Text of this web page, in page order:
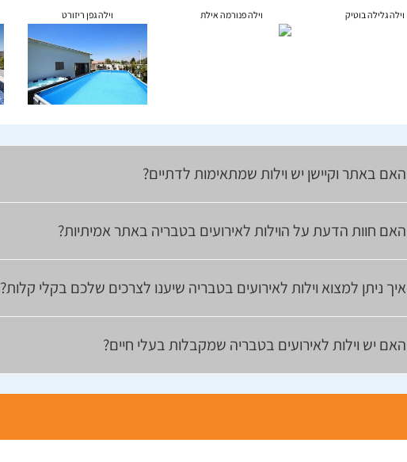
וילה גלילה בוטיק וילה פנורמה אילת וילה גפן ריזורט
האם באתר וקיישן יש וילות שמתאימות לדתיים?
האם חוות הדעת על הוילות לאירועים בטבריה באתר אמיתיות?
איך ניתן למצוא וילות לאירועים בטבריה שיענו לצרכים שלכם בקלי קלות?
האם יש וילות לאירועים בטבריה שמקבלות בעלי חיים?